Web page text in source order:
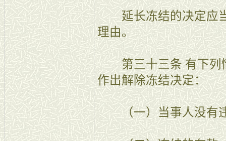
延长冻结的决定应当
理由。
第三十三条 有下列情
作出解除冻结决定：
（一）当事人没有